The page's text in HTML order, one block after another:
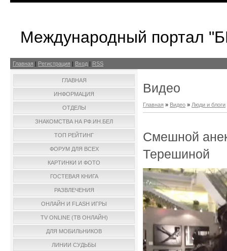
Международный портал
Главная | Регистрация | Вход | RSS
ГЛАВНАЯ
ИНФОРМАЦИЯ
ОТДЕЛЫ
ЗНАКОМСТВА НА РФ.ИН.БЕЛ
ТОП РЕЙТИНГ
ФОРУМ ДЛЯ ВСЕХ
КАРТИНКИ И ФОТО
ГОСТЕВАЯ КНИГА
РАЗВЛЕЧЕНИЯ
ОНЛАЙН И FLASH ИГРЫ
TV ONLINE (ТВ ОНЛАЙН)
ДЛЯ МОБИЛЬНИКОВ
ЛИНИИ СУДЬБЫ
Видео
Главная » Видео » Люди и блоги
Смешной
Терешиной